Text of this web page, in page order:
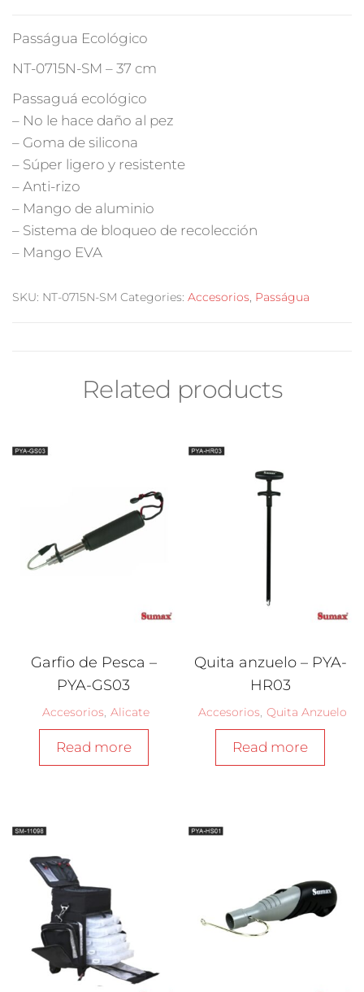
Passágua Ecológico
NT-0715N-SM – 37 cm
Passaguá ecológico
– No le hace daño al pez
– Goma de silicona
– Súper ligero y resistente
– Anti-rizo
– Mango de aluminio
– Sistema de bloqueo de recolección
– Mango EVA
SKU: NT-0715N-SM Categories: Accesorios, Passágua
Related products
Garfio de Pesca –
PYA-GS03
Accesorios Alicate
Read more
Quita anzuelo – PYA-
HR03
Accesorios Quita Anzuelo
Read more